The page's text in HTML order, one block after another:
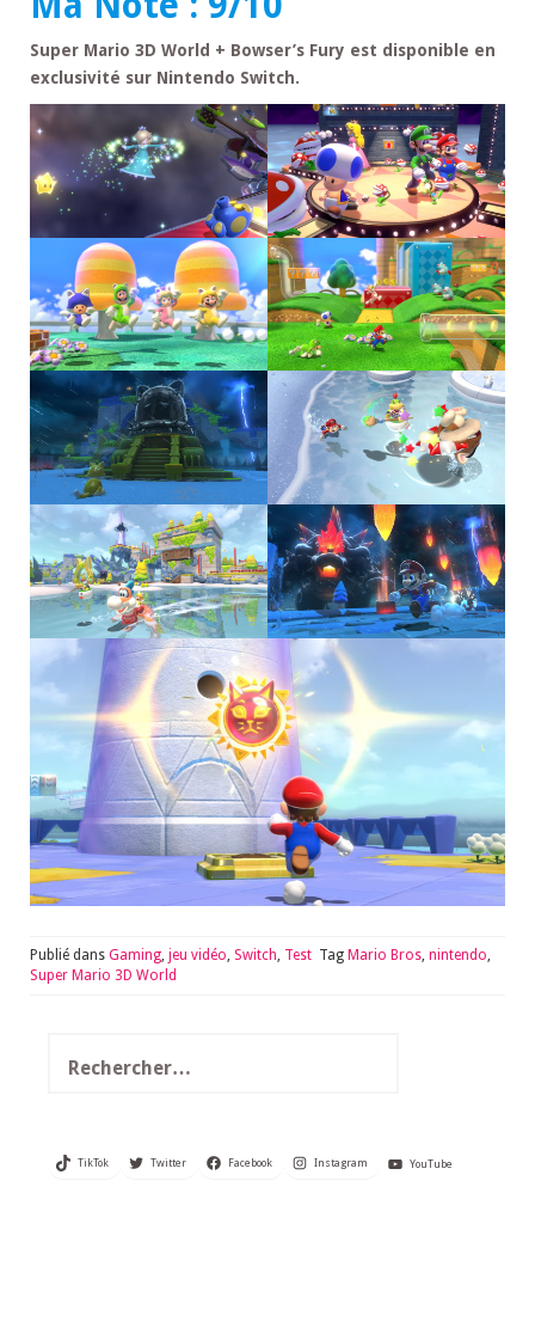
Super Mario 3D World + Bowser’s Fury est disponible en
exclusivité sur Nintendo Switch.
Publié dans Gaming, jeu vidéo, Switch, Test Tag Mario Bros, nintendo,
Super Mario 3D World
TikTok Twitter Facebook Instagram YouTube